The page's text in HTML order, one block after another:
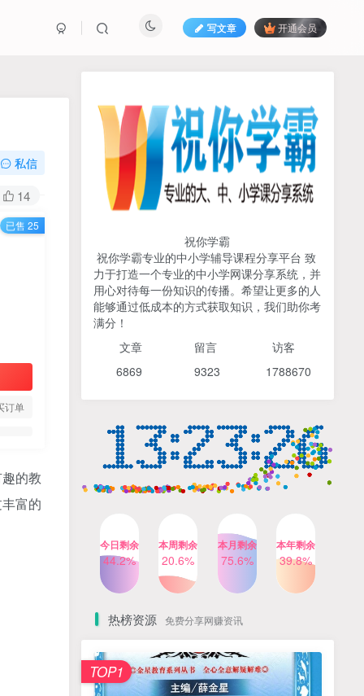
写文章 开通会员
私信
14
订单
已售 25
的教
富的
731人已阅读
初中《中学教材全解》2025-2026七八九
TOP1
2026版《浙大优辅》数学公
式定理导引（小学+初中+高
中全套）PDF
3个月前 502人已阅读
TOP2
（分龄版/年龄阶段分类）
4个月前 491人已阅读
3个月前 420人已阅读
清华帅爸数学思维（抖音）|
小学+初中课程视频合集
TOP5
乐乐课堂小学奥数1-6年级
动画课程715集+配套练习册
高清PDF
6个月前 413人已阅读
祝你学霸
祝你学霸专业的中小学辅导课程分享平台 致
力于打造一个专业的中小学网课分享系统，并
用心对待每一份知识的传播。希望让更多的人
能够通过低成本的方式获取知识，我们助你考
满分！
文章 留言 访客
6869 9323 1788670
今日剩余
44.2%
本周剩余
20.6%
本月剩余
75.6%
本年剩余
39.8%
热榜资源 免费分享网赚资讯
TOP1